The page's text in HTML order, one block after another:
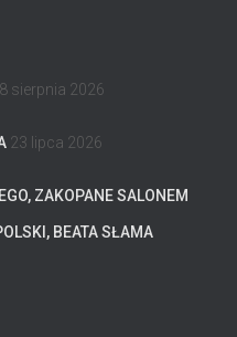
8 sierpnia 2026
23 lipca 2026
ZAKOPANE SALONEM
BEATA SŁAMA